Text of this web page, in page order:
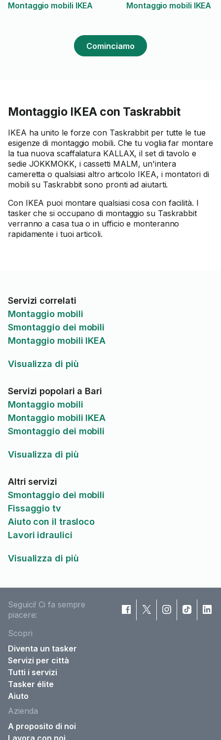
Montaggio mobili IKEA
Montaggio mobili IKEA
Cominciamo
Montaggio IKEA con Taskrabbit
IKEA ha unito le forze con Taskrabbit per tutte le tue
esigenze di montaggio mobili. Che tu voglia far montare
la tua nuova scaffalatura KALLAX, il set di tavolo e
sedie JOKKMOKK, i cassetti MALM, un'intera
cameretta o qualsiasi altro articolo IKEA, i montatori di
mobili su Taskrabbit sono pronti ad aiutarti.
Con IKEA puoi montare qualsiasi cosa con facilità. I
tasker che si occupano di montaggio su Taskrabbit
verranno a casa tua o in ufficio e monteranno
rapidamente i tuoi articoli.
Servizi correlati
Montaggio mobili
Smontaggio dei mobili
Montaggio mobili IKEA
Visualizza di più
Servizi popolari a Bari
Montaggio mobili
Montaggio mobili IKEA
Smontaggio dei mobili
Visualizza di più
Altri servizi
Smontaggio dei mobili
Fissaggio tv
Aiuto con il trasloco
Lavori idraulici
Visualizza di più
Seguici! Ci fa sempre
piacere:
Scopri
Diventa un tasker
Servizi per città
Tutti i servizi
Tasker élite
Aiuto
Azienda
A proposito di noi
Lavora con noi